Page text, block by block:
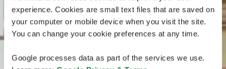
experience. Cookies are small text files that are saved on
your computer or mobile device when you visit the site.
You can change your cookie preferences at any time.
Google processes data as part of the services we use.